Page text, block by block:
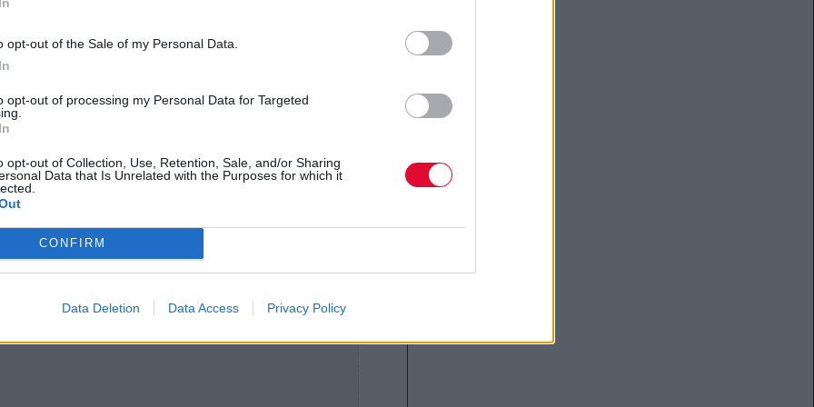
opt-out of the Sale of my Personal Data.
opt-out of processing my Personal Data for Targeted
opt-out of Collection, Use, Retention, Sale, and/or Sharing
Data that Is Unrelated with the Purposes for which it
CONFIRM
Data Deletion Data Access Privacy Policy
να γεμίζει το inbox με ένα σωστό e-
το mail σου από αυτές τις λίστες θα
inbox στο οποίο δεν θα τρομάζεις να
επαγγελματικό e-mail!